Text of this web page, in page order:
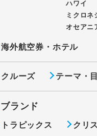
ハワイ
ミクロネ
オセアニ
海外航空券・ホテル
クルーズ テーマ・
ブランド
トラピックス クリ